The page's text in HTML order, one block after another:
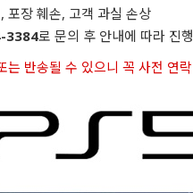
포장 훼손, 고객 과실 손상
3384로 문의 후 안내에 따라 진행
반송될 수 있으니 꼭 사전 연